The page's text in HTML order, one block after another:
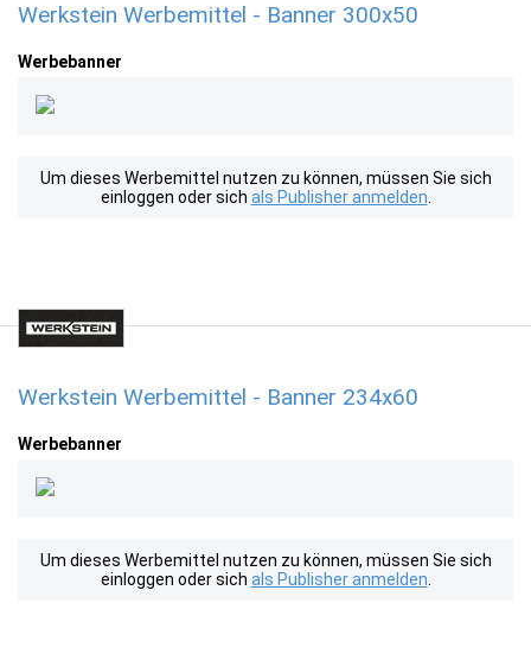
Werkstein Werbemittel - Banner 300x50
Werbebanner
Um dieses Werbemittel nutzen zu können, müssen Sie sich
einloggen oder sich als Publisher anmelden
Werkstein Werbemittel - Banner 234x60
Werbebanner
Um dieses Werbemittel nutzen zu können, müssen Sie sich
einloggen oder sich als Publisher anmelden